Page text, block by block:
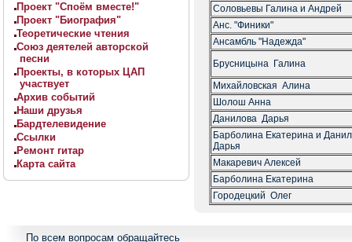
Проект "Споём вместе!"
Проект "Биография"
Теоретические чтения
Союз деятелей авторской
песни
Проекты, в которых ЦАП
участвует
Архив событий
Наши друзья
Бардтелевидение
Ссылки
Ремонт гитар
Карта сайта
Соловьевы Галина и Андрей
Анс. "Финики"
Ансамбль "Надежда"
Брусницына Галина
Михайловская Алина
Шолош Анна
Данилова Дарья
Барболина Екатерина и
Дарья
Макаревич Алексей
Барболина Екатерина
Городецкий Олег
По всем вопросам обращайтесь